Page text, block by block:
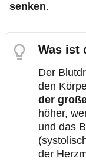
senken.
Was ist
Der
den
der
höher,
und das
der